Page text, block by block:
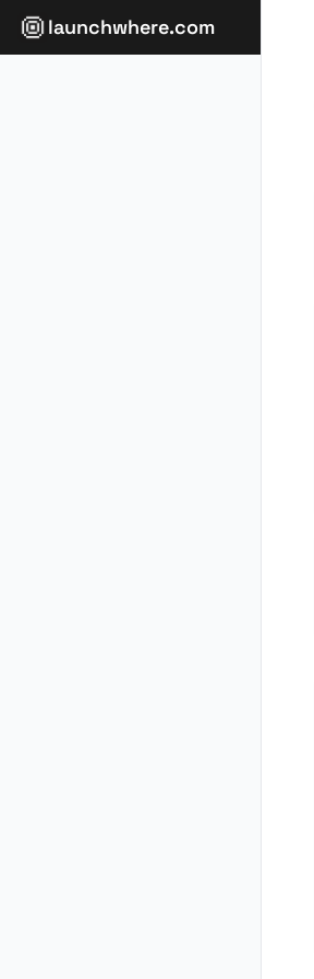
launchwhere.com